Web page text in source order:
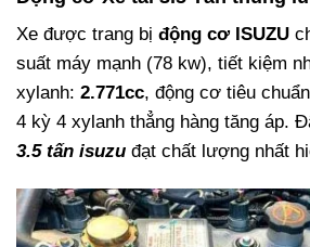
Xe được trang bị động cơ ISUZU
suất máy mạnh (78 kw), tiết kiệm
xylanh: 2.771cc, động cơ tiêu
4 kỳ 4 xylanh thẳng hàng tăng áp.
3.5 tấn isuzu đạt chất lượng nhất